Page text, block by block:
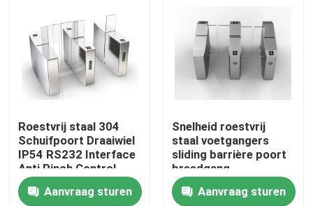
Thuis
Producten
Roestvrij staal 304
Schuifpoort Draaiwiel
IP54 RS232 Interface
Anti Pinch Control
Zilveren kleur
Aanvraag sturen
Snelheid roestvrij
staal voetgangers
sliding barrière poort
breedgang
toegangscontrole
80W vermogen
Aanvraag sturen